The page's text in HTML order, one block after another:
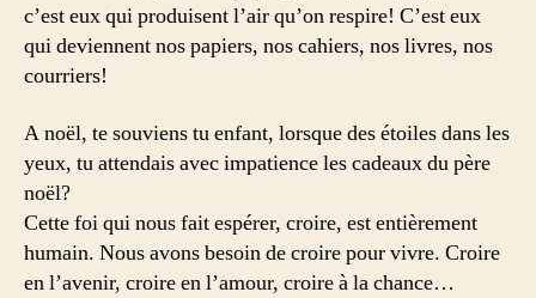
c’est eux qui produisent l’air qu’on respire! C’est eux
qui deviennent nos papiers, nos cahiers, nos livres, nos
courriers!
A noël, te souviens tu enfant, lorsque des étoiles dans les
yeux, tu attendais avec impatience les cadeaux du père
noël?
Cette foi qui nous fait espérer, croire, est entièrement
humain. Nous avons besoin de croire pour vivre. Croire
en l’avenir, croire en l’amour, croire à la chance…